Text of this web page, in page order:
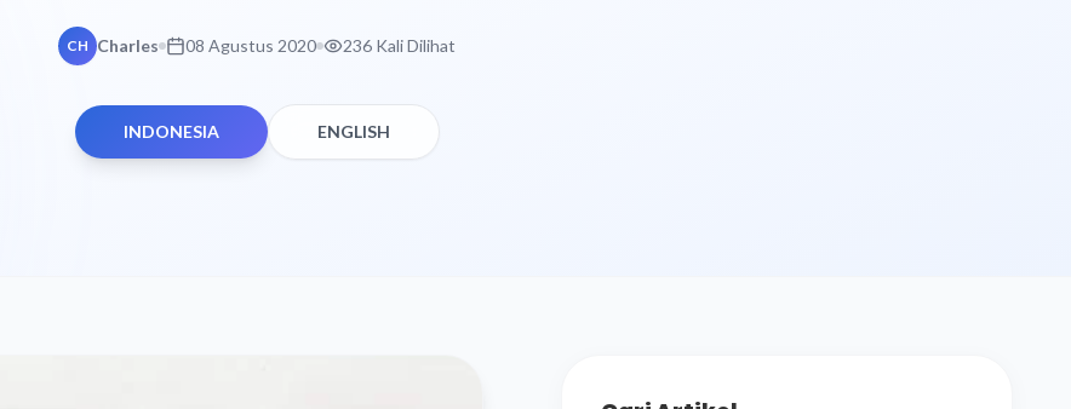
CH Charles 08 Agustus 2020 236 Kali Dilihat
INDONESIA ENGLISH